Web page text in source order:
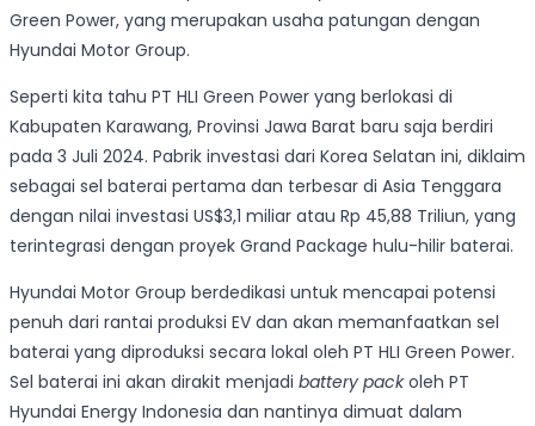
Green Power, yang merupakan usaha patungan dengan
Hyundai Motor Group.
Seperti kita tahu PT HLI Green Power yang berlokasi di
Kabupaten Karawang, Provinsi Jawa Barat baru saja berdiri
pada 3 Juli 2024. Pabrik investasi dari Korea Selatan ini, diklaim
sebagai sel baterai pertama dan terbesar di Asia Tenggara
dengan nilai investasi US$3,1 miliar atau Rp 45,88 Triliun, yang
terintegrasi dengan proyek Grand Package hulu-hilir baterai.
Hyundai Motor Group berdedikasi untuk mencapai potensi
penuh dari rantai produksi EV dan akan memanfaatkan sel
baterai yang diproduksi secara lokal oleh PT HLI Green Power.
Sel baterai ini akan dirakit menjadi battery packoleh PT
Hyundai Energy Indonesia dan nantinya dimuat dalam